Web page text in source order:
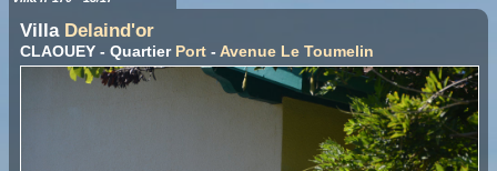
Villa Delaind'or
CLAOUEY - Quartier Port - Avenue Le Toumelin